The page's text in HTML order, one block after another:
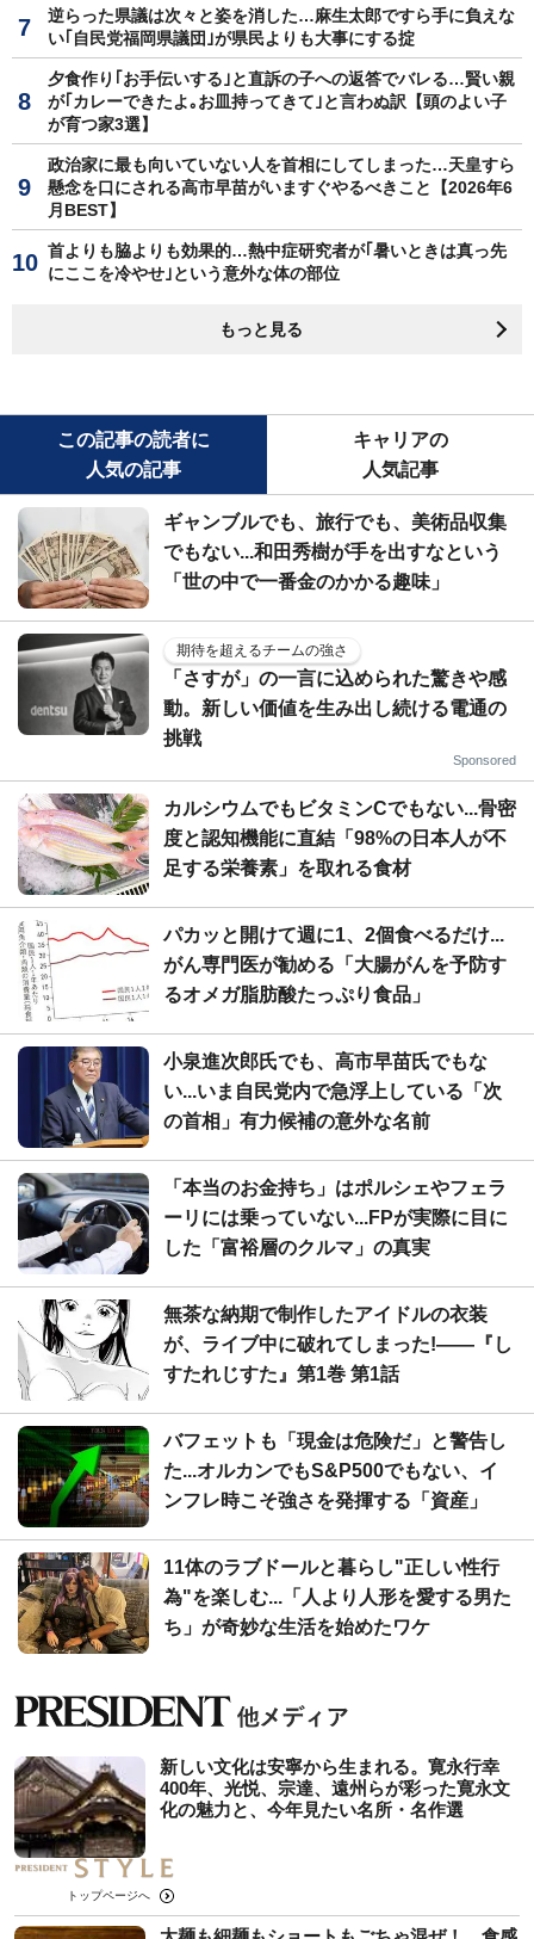
逆らった県議は次々と姿を消した…麻生太郎ですら手に負えな
い｢自民党福岡県議団｣が県民よりも大事にする掟
夕食作り｢お手伝いする｣と直訴の子への返答でバレる…賢い親
が｢カレーできたよ｡お皿持ってきて｣と言わぬ訳【頭のよい子
が育つ家3選】
政治家に最も向いていない人を首相にしてしまった…天皇すら
懸念を口にされる高市早苗がいますぐやるべきこと【2026年6
月BEST】
首よりも脇よりも効果的…熱中症研究者が｢暑いときは真っ先
にここを冷やせ｣という意外な体の部位
もっと見る
この記事の読者に
人気の記事
キャリアの
人気記事
ギャンブルでも、旅行でも、美術品収集
でもない...和田秀樹が手を出すなという
「世の中で一番金のかかる趣味」
期待を超えるチームの強さ
「さすが」の一言に込められた驚きや感
動。新しい価値を生み出し続ける電通の
挑戦
Sponsored
カルシウムでもビタミンCでもない...骨密
度と認知機能に直結「98%の日本人が不
足する栄養素」を取れる食材
パカッと開けて週に1、2個食べるだけ...
がん専門医が勧める「大腸がんを予防す
るオメガ脂肪酸たっぷり食品」
小泉進次郎氏でも、高市早苗氏でもな
い...いま自民党内で急浮上している「次
の首相」有力候補の意外な名前
「本当のお金持ち」はポルシェやフェラ
ーリには乗っていない...FPが実際に目に
した「富裕層のクルマ」の真実
無茶な納期で制作したアイドルの衣装
が、ライブ中に破れてしまった!――『し
すたれじすた』第1巻 第1話
バフェットも「現金は危険だ」と警告し
た...オルカンでもS&P500でもない、イ
ンフレ時こそ強さを発揮する「資産」
11体のラブドールと暮らし"正しい性行
為"を楽しむ...「人より人形を愛する男た
ち」が奇妙な生活を始めたワケ
新しい文化は安寧から生まれる。寛永行幸
400年、光悦、宗達、遠州らが彩った寛永文
化の魅力と、今年見たい名所・名作選
トップページへ